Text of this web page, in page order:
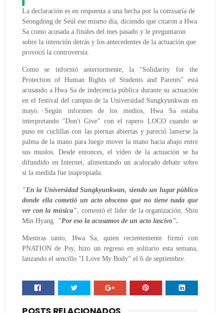
La declaración es en respuesta a una hecha por la comisaría de
Seongdong de Seúl ese mismo día, diciendo que citaron a Hwa
Sa como acusada a finales del mes pasado y le preguntaron
sobre la intención detrás y los antecedentes de la actuación que
provocó la controversia.
Como se informó anteriormente, la "Solidarity for the
Protection of Human Rights of Students and Parents" está
acusando a Hwa Sa de indecencia pública durante su actuación
en el festival del campus de la Universidad Sungkyunkwan en
mayo. Según informes de los medios, Hwa Sa estaba
interpretando "Don't Give" con el rapero LOCO cuando se
puso en cuclillas con las piernas abiertas y pareció lamerse la
palma de la mano para luego mover la mano hacia abajo entre
sus muslos. Desde entonces, el vídeo de la actuación se ha
difundido en Internet, alimentando un acalorado debate sobre
si la medida fue inapropiada.
"En la Universidad Sungkyunkwan, siendo un lugar público
donde ella cometió un acto obsceno que no tiene nada que
ver con la música" , comentó el líder de la organización, Shin
Min Hyang.
"Por eso la acusamos de un acto lascivo".
Mientras tanto, Hwa Sa, quien recientemente firmó con
PNATION de Psy, hizo un regreso en solitario esta semana,
lanzando el sencillo "I Love My Body" el 6 de septiembre.